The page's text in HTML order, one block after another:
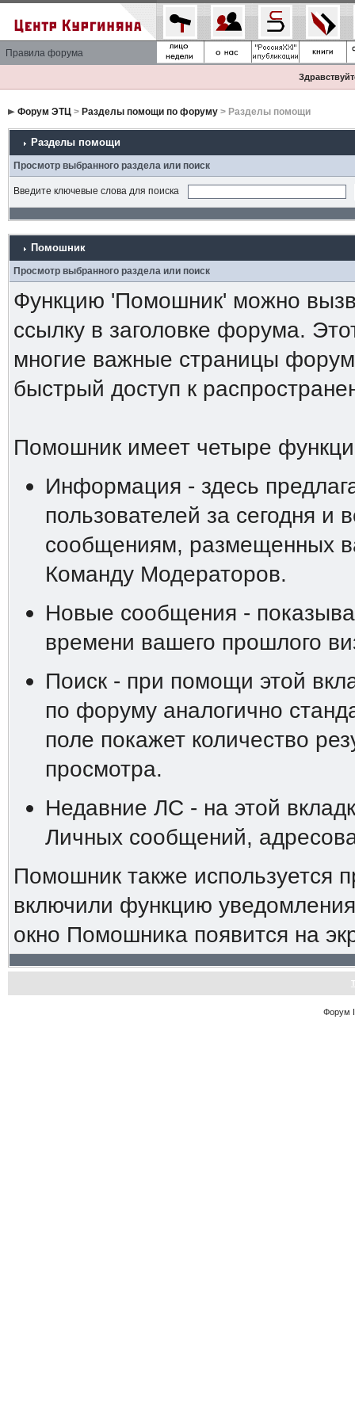
Правила форума
Форум ЭТЦ> Разделы помощи по форуму> Разделы помощи
Разделы помощи
Просмотр выбранного раздела или поиск
Введите ключевые слова для поиска
Помошник
Просмотр выбранного раздела или поиск
Функцию 'Помошник' можно
ссылку в заголовке форума.
многие важные страницы
быстрый доступ к
Помошник имеет четыре
Информация - здесь
пользователей за сегодня
сообщениям, размещенных
Команду Модераторов.
Новые сообщения -
времени вашего прошлого
Поиск - при помощи этой
по форуму аналогично
поле покажет количество
просмотра.
Недавние ЛС - на этой
Личных сообщений,
Помошник также используется
включили функцию
окно Помошника появится на
Форум